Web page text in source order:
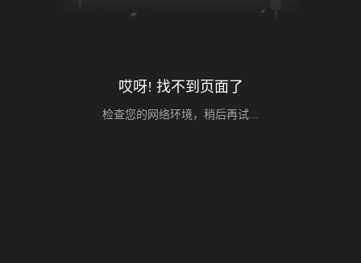
哎呀! 找不到页面了
检查您的网络环境，稍后再试...